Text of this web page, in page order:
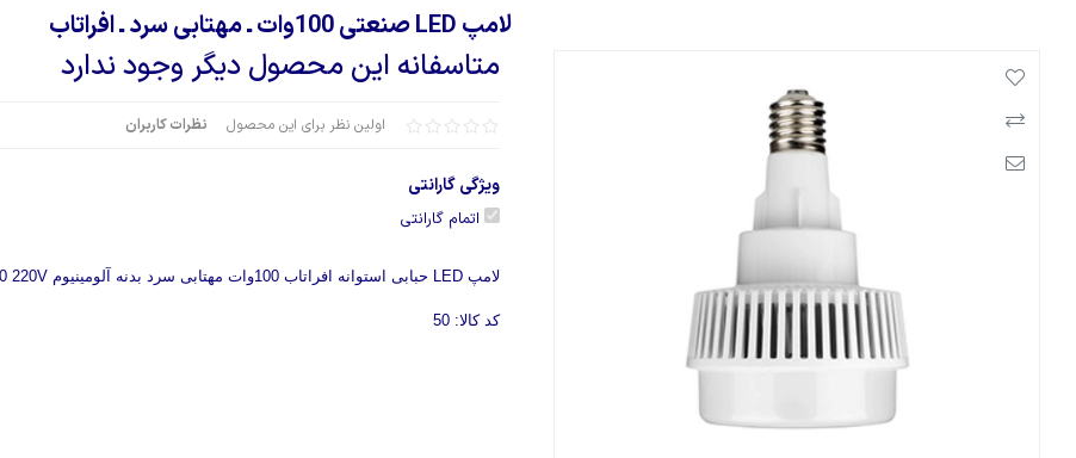
لامپ LED صنعتی 100وات ـ مهتابی سرد ـ افراتاب
متاسفانه این محصول دیگر وجود ندارد
اولین نظر برای این محصول نظرات کاربران
ویژگی گارانتی
اتمام گارانتی
لامپ LED حبابی استوانه افراتاب 100وات مهتابی سرد بدنه آلومینیوم E40 220V
کد کالا: 50